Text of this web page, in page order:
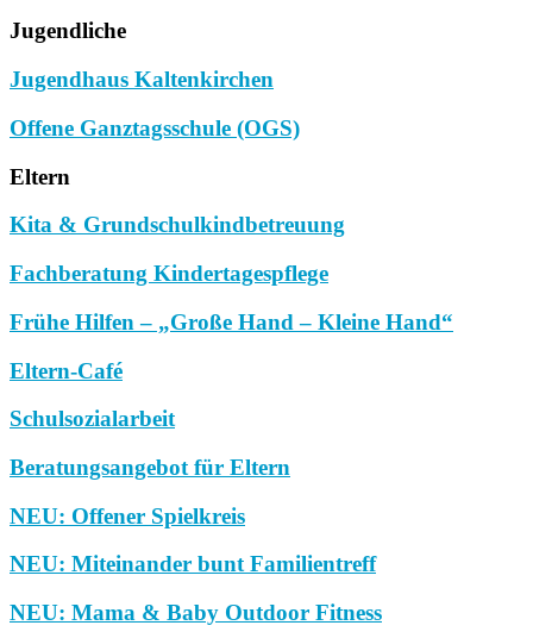
Jugendliche
Jugendhaus Kaltenkirchen
Offene Ganztagsschule (OGS)
Eltern
Kita & Grundschulkindbetreuung
Fachberatung Kindertagespflege
Frühe Hilfen – „Große Hand – Kleine Hand“
Eltern-Café
Schulsozialarbeit
Beratungsangebot für Eltern
NEU: Offener Spielkreis
NEU: Miteinander bunt Familientreff
NEU: Mama & Baby Outdoor Fitness